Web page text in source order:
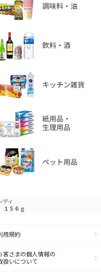
ディ
５６ｇ
用規約
客さまの個人情報の
扱いについて